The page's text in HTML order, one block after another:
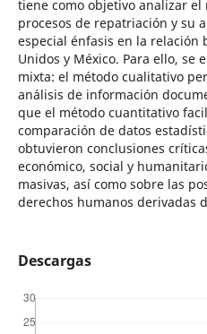
tiene como objetivo analizar
procesos de repatriación y su
especial énfasis en la relación
Unidos y México. Para ello, se
mixta: el método cualitativo
análisis de información
que el método cuantitativo
comparación de datos
obtuvieron conclusiones
económico, social y
masivas, así como sobre las
derechos humanos derivadas
Descargas